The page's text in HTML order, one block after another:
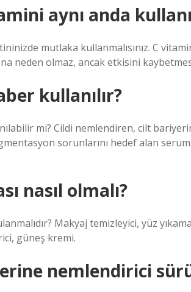
aynı anda
mutlaka kullanmalısınız. C
neden olmaz, ancak etkisini
kullanılır?
mi? Cildi nemlendiren, cilt
sorunlarını hedef alan
nasıl olmalı?
Makyaj temizleyici, yüz
güneş kremi.
nemlendirici